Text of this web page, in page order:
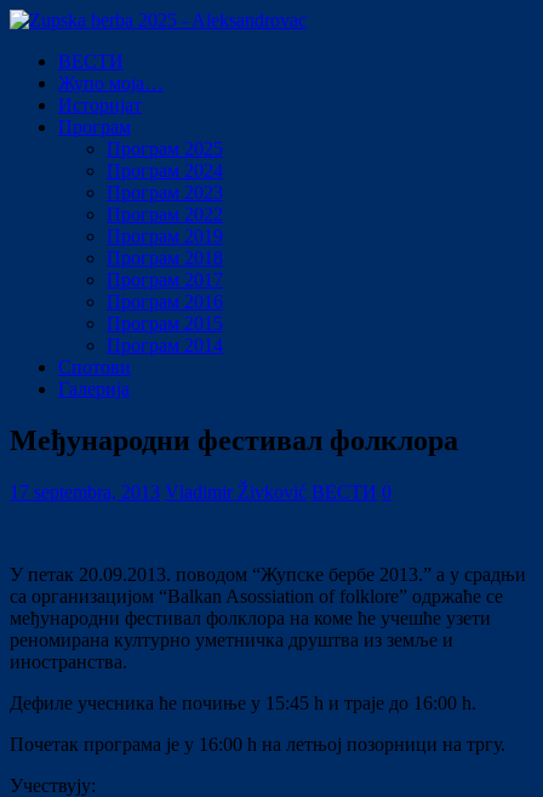
ВЕСТИ
Жупо моја…
Историјат
Програм
Програм 2025
Програм 2024
Програм 2023
Програм 2022
Програм 2019
Програм 2018
Програм 2017
Програм 2016
Програм 2015
Програм 2014
Спотови
Галерија
Међународни фестивал фолклора
17 septembra, 2013 Vladimir Živković ВЕСТИ 0
У петак 20.09.2013. поводом “Жупске бербе 2013.” а у срадњи
са организацијом “Balkan Asossiation of folklore” одржаће се
међународни фестивал фолклора на коме ће учешће узети
реномирана културно уметничка друштва из земље и
иностранства.
Дефиле учесника ће почиње у 15:45 h и траје до 16:00 h.
Почетак програма је у 16:00 h на летњој позорници на тргу.
Учествују: